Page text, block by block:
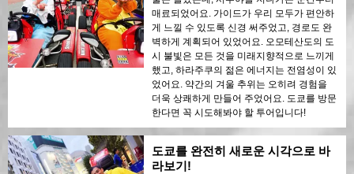
매료되었어요. 가이드가 우리 모두가 편안하
게 느낄 수 있도록 신경 써주었고, 경로도 완
벽하게 계획되어 있었어요. 오모테산도의 도
시 불빛은 모든 것을 미래지향적으로 느끼게
했고, 하라주쿠의 젊은 에너지는 전염성이 있
었어요. 약간의 겨울 추위는 오히려 경험을
더욱 상쾌하게 만들어 주었어요. 도쿄를 방문
한다면 꼭 시도해봐야 할 투어입니다!
도쿄를 완전히 새로운 시각으로 바
라보기!